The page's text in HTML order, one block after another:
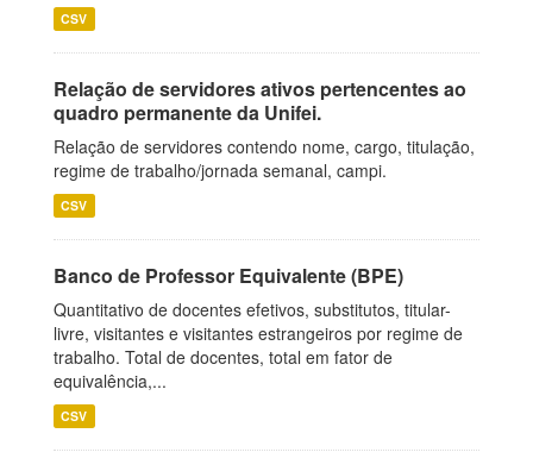
CSV
Relação de servidores ativos pertencentes ao
quadro permanente da Unifei.
Relação de servidores contendo nome, cargo, titulação,
regime de trabalho/jornada semanal, campi.
CSV
Banco de Professor Equivalente (BPE)
Quantitativo de docentes efetivos, substitutos, titular-
livre, visitantes e visitantes estrangeiros por regime de
trabalho. Total de docentes, total em fator de
equivalência,...
CSV